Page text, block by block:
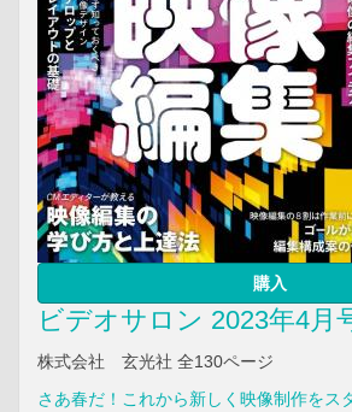
購入
ビデオサロン 2023年4月
株式会社 玄光社 全130ページ
さあ春だ！これから新しく映像制作をス